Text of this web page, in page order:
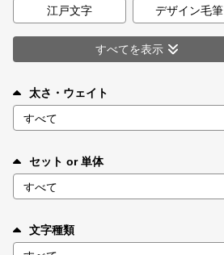
ご利用ガイド
お問い合わせ
江戸文字 デザイン毛筆
すべてを表示
太さ・ウェイト
セット or 単体
文字種類